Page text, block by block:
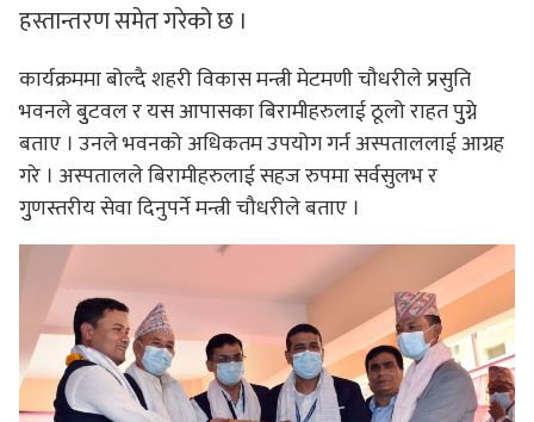
हस्तान्तरण समेत गरेको छ ।
कार्यक्रममा बोल्दै शहरी विकास मन्त्री मेटमणी चौधरीले प्रसुति
भवनले बुुटवल र यस आपासका बिरामीहरुलाई ठूलो राहत पुुग्ने
बताए । उनले भवनको अधिकतम उपयोग गर्न अस्पताललाई आग्रह
गरे । अस्पतालले बिरामीहरुलाई सहज रुपमा सर्वसुलभ र
गुुणस्तरीय सेवा दिनुपर्ने मन्त्री चौधरीले बताए ।